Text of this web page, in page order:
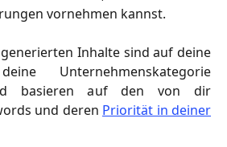
vornehmen kannst.
Inhalte sind auf deine
Unternehmenskategorie
basieren auf den von dir
und deren Priorität in deiner